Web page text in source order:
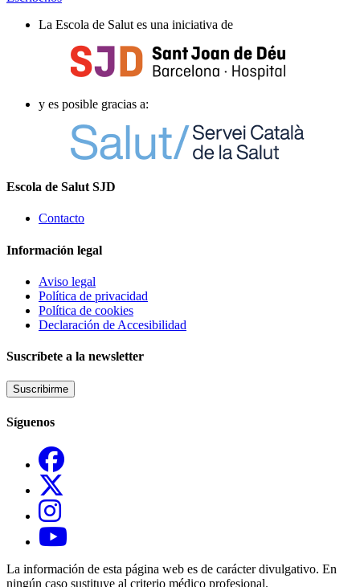
La Escola de Salut es una iniciativa de
y es posible gracias a:
Escola de Salut SJD
Contacto
Información legal
Aviso legal
Política de privacidad
Política de cookies
Declaración de Accesibilidad
Suscríbete a la newsletter
Suscribirme
Síguenos
La información de esta página web es de carácter divulgativo. En
ningún caso sustituye al criterio médico profesional.